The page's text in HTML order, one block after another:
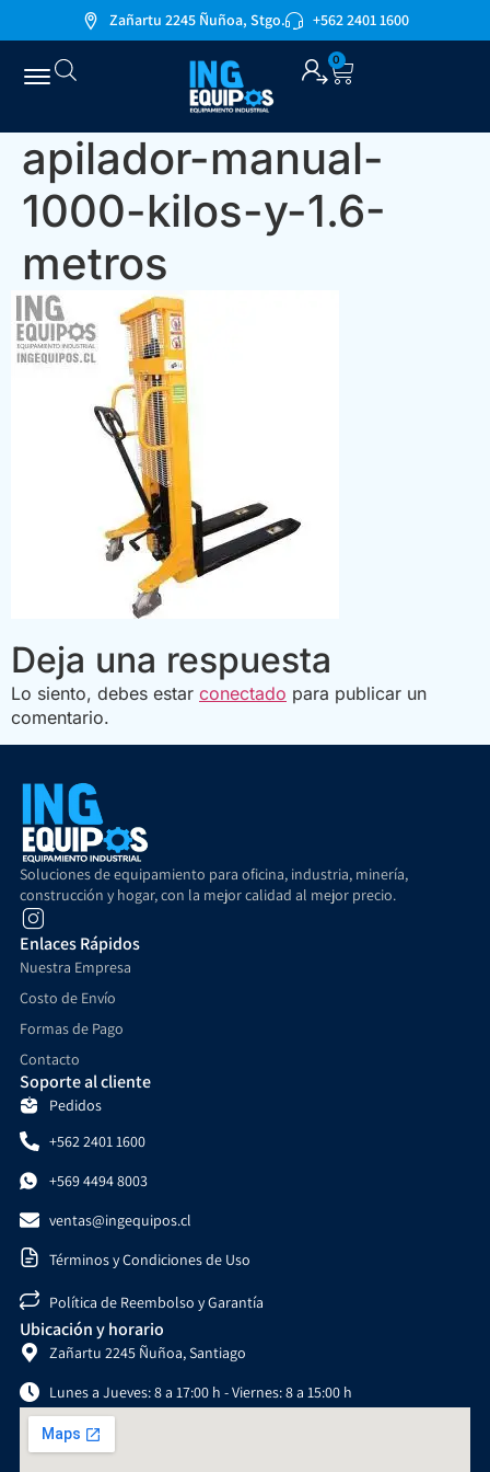
Zañartu 2245 Ñuñoa, Stgo. +562 2401 1600
0
apilador-manual-
1000-kilos-y-1.6-
metros
Deja una respuesta
Lo siento, debes estar conectado para publicar un
comentario.
Soluciones de equipamiento para oficina, industria, minería,
construcción y hogar, con la mejor calidad al mejor precio.
Enlaces Rápidos
Nuestra Empresa
Costo de Envío
Formas de Pago
Contacto
Soporte al cliente
Pedidos
+562 2401 1600
+569 4494 8003
ventas@ingequipos.cl
Términos y Condiciones de Uso
Política de Reembolso y Garantía
Ubicación y horario
Zañartu 2245 Ñuñoa, Santiago
Lunes a Jueves: 8 a 17:00 h - Viernes: 8 a 15:00 h